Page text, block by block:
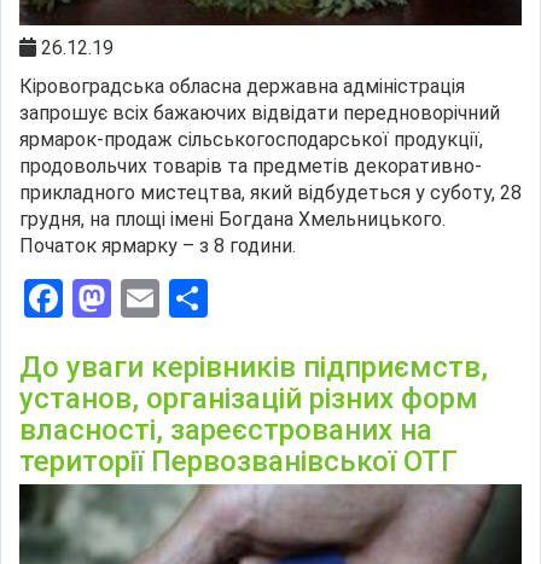
26.12.19
Кіровоградська обласна державна адміністрація
запрошує всіх бажаючих відвідати передноворічний
ярмарок-продаж сільськогосподарської продукції,
продовольчих товарів та предметів декоративно-
прикладного мистецтва, який відбудеться у суботу, 28
грудня, на площі імені Богдана Хмельницького.
Початок ярмарку – з 8 години.
Facebook
Mastodon
Email
До уваги керівників підприємств,
установ, організацій різних форм
власності, зареєстрованих на
території Первозванівської ОТГ